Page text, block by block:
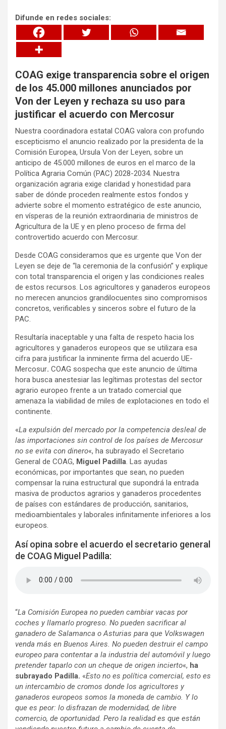
Difunde en redes sociales:
COAG exige transparencia sobre el origen
de los 45.000 millones anunciados por
Von der Leyen y rechaza su uso para
justificar el acuerdo con Mercosur
Nuestra coordinadora estatal COAG valora con profundo
escepticismo el anuncio realizado por la presidenta de la
Comisión Europea, Ursula Von der Leyen, sobre un
anticipo de 45.000 millones de euros en el marco de la
Política Agraria Común (PAC) 2028-2034. Nuestra
organización agraria exige claridad y honestidad para
saber de dónde proceden realmente estos fondos y
advierte sobre el momento estratégico de este anuncio,
en vísperas de la reunión extraordinaria de ministros de
Agricultura de la UE y en pleno proceso de firma del
controvertido acuerdo con Mercosur.
Desde COAG consideramos que es urgente que Von der
Leyen se deje de “la ceremonia de la confusión” y explique
con total transparencia el origen y las condiciones reales
de estos recursos. Los agricultores y ganaderos europeos
no merecen anuncios grandilocuentes sino compromisos
concretos, verificables y sinceros sobre el futuro de la
PAC.
Resultaría inaceptable y una falta de respeto hacia los
agricultores y ganaderos europeos que se utilizara esa
cifra para justificar la inminente firma del acuerdo UE-
Mercosur. COAG sospecha que este anuncio de última
hora busca anestesiar las legítimas protestas del sector
agrario europeo frente a un tratado comercial que
amenaza la viabilidad de miles de explotaciones en todo el
continente.
«La expulsión del mercado por la competencia desleal de
las importaciones sin control de los países de Mercosur
no se evita con dinero«, ha subrayado el Secretario
General de COAG, Miguel Padilla. Las ayudas
económicas, por importantes que sean, no pueden
compensar la ruina estructural que supondrá la entrada
masiva de productos agrarios y ganaderos procedentes
de países con estándares de producción, sanitarios,
medioambientales y laborales infinitamente inferiores a los
europeos.
Así opina sobre el acuerdo el secretario general
de COAG Miguel Padilla:
“La Comisión Europea no pueden cambiar vacas por
coches y llamarlo progreso. No pueden sacrificar al
ganadero de Salamanca o Asturias para que Volkswagen
venda más en Buenos Aires. No pueden destruir el campo
europeo para contentar a la industria del automóvil y luego
pretender taparlo con un cheque de origen incierto«, ha
subrayado Padilla. «Esto no es política comercial, esto es
un intercambio de cromos donde los agricultores y
ganaderos europeos somos la moneda de cambio. Y lo
que es peor: lo disfrazan de modernidad, de libre
comercio, de oportunidad. Pero la realidad es que están